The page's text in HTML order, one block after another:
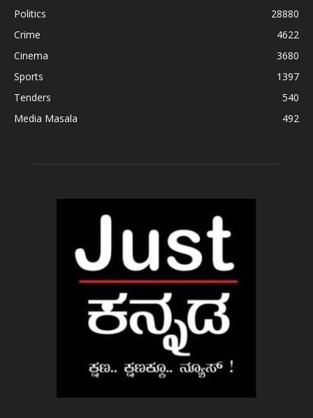
Politics
28880
Crime
4622
Cinema
3680
Sports
1397
Tenders
540
Media Masala
492